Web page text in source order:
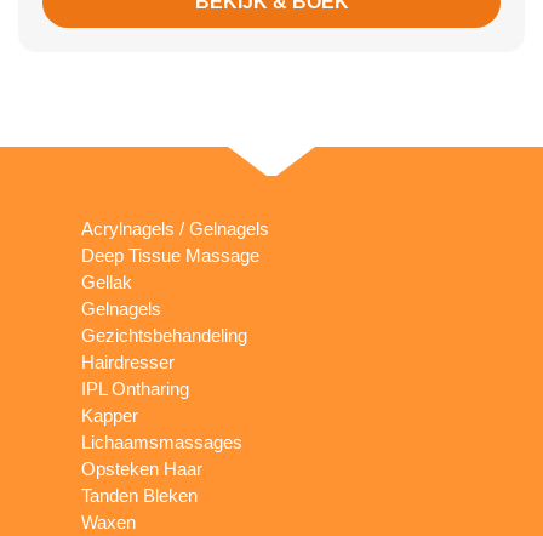
Acrylnagels / Gelnagels
Deep Tissue Massage
Gellak
Gelnagels
Gezichtsbehandeling
Hairdresser
IPL Ontharing
Kapper
Lichaamsmassages
Opsteken Haar
Tanden Bleken
Waxen